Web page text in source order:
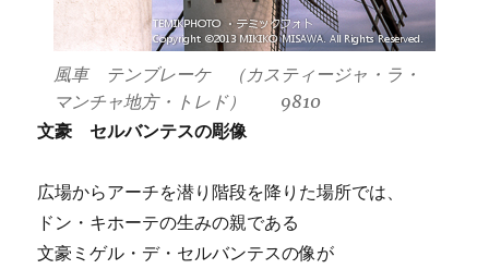
風車 テンブレーケ （カスティージャ・ラ・
マンチャ地方・トレド） 9810
文豪 セルバンテスの彫像
広場からアーチを潜り階段を降りた場所では、
ドン・キホーテの生みの親である
文豪ミゲル・デ・セルバンテスの像が